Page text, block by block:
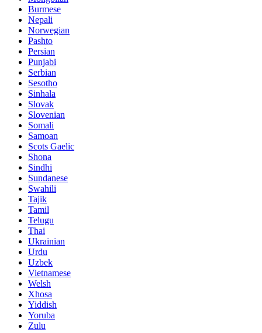
Burmese
Nepali
Norwegian
Pashto
Persian
Punjabi
Serbian
Sesotho
Sinhala
Slovak
Slovenian
Somali
Samoan
Scots Gaelic
Shona
Sindhi
Sundanese
Swahili
Tajik
Tamil
Telugu
Thai
Ukrainian
Urdu
Uzbek
Vietnamese
Welsh
Xhosa
Yiddish
Yoruba
Zulu